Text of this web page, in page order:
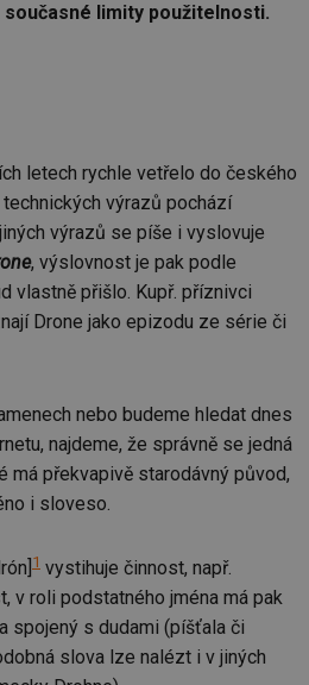
limity použitelnosti.
letech rychle vetřelo do českého
výrazů pochází
výrazů se píše i vyslovuje
, výslovnost je pak podle
vlastně přišlo. Kupř. příznivci
Drone jako epizodu ze série či
nebo budeme hledat dnes
najdeme, že správně se jedná
má překvapivě starodávný původ,
i sloveso.
1 vystihuje činnost, např.
v roli podstatného jména má pak
spojený s dudami (píšťala či
slova lze nalézt i v jiných